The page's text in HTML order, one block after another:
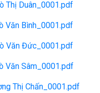
Thị Duân_0001.pdf
Văn Bình_0001.pdf
Văn Đức_0001.pdf
Văn Sâm_0001.pdf
Thị Chấn_0001.pdf